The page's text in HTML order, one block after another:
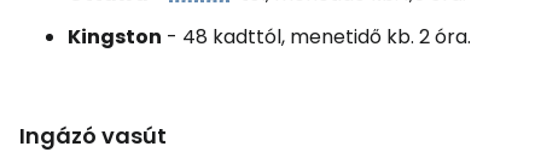
Kingston - 48 kadttól, menetidő kb. 2 óra.
Ingázó vasút